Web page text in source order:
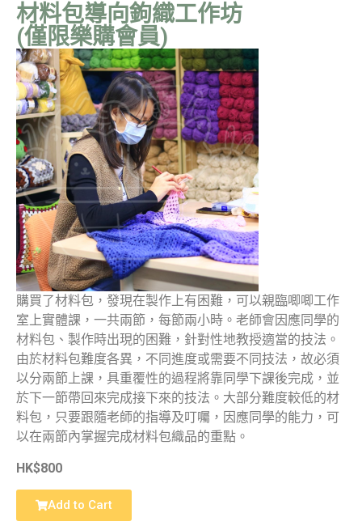
材料包導向鉤織工作坊
(僅限樂購會員)
購買了材料包，發現在製作上有困難，可以親臨唧唧工作
室上實體課，一共兩節，每節兩小時。老師會因應同學的
材料包、製作時出現的困難，針對性地教授適當的技法。
由於材料包難度各異，不同進度或需要不同技法，故必須
以分兩節上課，具重覆性的過程將靠同學下課後完成，並
於下一節帶回來完成接下來的技法。大部分難度較低的材
料包，只要跟隨老師的指導及叮囑，因應同學的能力，可
以在兩節內掌握完成材料包織品的重點。
HK$800
Add to Cart